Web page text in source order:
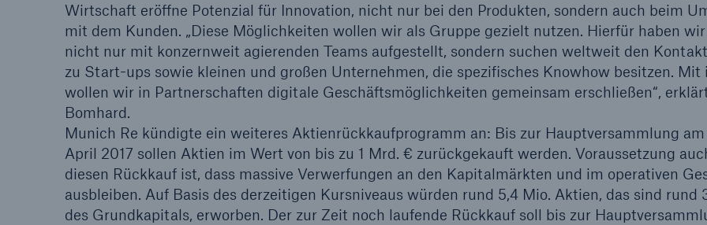
Wirtschaft eröffne Potenzial für Innovation, nicht nur bei den Produkten, sondern auch beim
mit dem Kunden. „Diese Möglichkeiten wollen wir als Gruppe gezielt nutzen. Hierfür haben
nicht nur mit konzernweit agierenden Teams aufgestellt, sondern suchen weltweit den
zu Start-ups sowie kleinen und großen Unternehmen, die spezifisches Knowhow besitzen. Mit
wollen wir in Partnerschaften digitale Geschäftsmöglichkeiten gemeinsam erschließen“,
Bomhard.
Munich Re kündigte ein weiteres Aktienrückkaufprogramm an: Bis zur Hauptversammlung am
April 2017 sollen Aktien im Wert von bis zu 1 Mrd. € zurückgekauft werden. Voraussetzung
diesen Rückkauf ist, dass massive Verwerfungen an den Kapitalmärkten und im operativen
ausbleiben. Auf Basis des derzeitigen Kursniveaus würden rund 5,4 Mio. Aktien, das sind rund
des Grundkapitals, erworben. Der zur Zeit noch laufende Rückkauf soll bis zur
50 %
Rückversicherung Leben/
MIRA Digital Suite